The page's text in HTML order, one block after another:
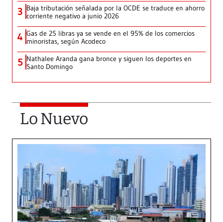
3 Baja tributación señalada por la OCDE se traduce en ahorro
corriente negativo a junio 2026
4 Gas de 25 libras ya se vende en el 95% de los comercios
minoristas, según Acodeco
5 Nathalee Aranda gana bronce y siguen los deportes en
Santo Domingo
Lo Nuevo